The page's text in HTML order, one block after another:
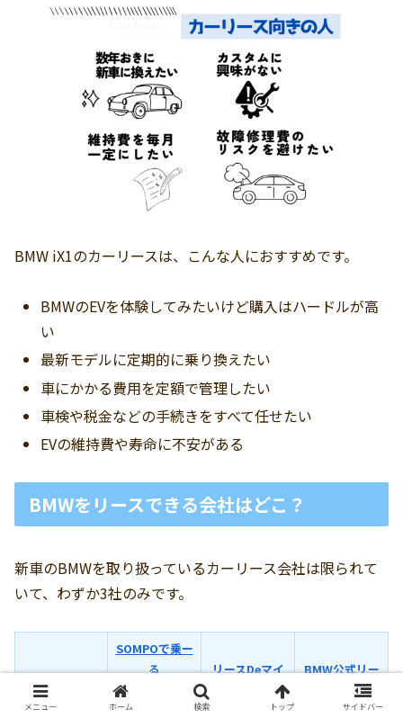
BMW iX1のカーリースは、こんな人におすすめです。
BMWのEVを体験してみたいけど購入はハードルが高
い
最新モデルに定期的に乗り換えたい
車にかかる費用を定額で管理したい
車検や税金などの手続きをすべて任せたい
EVの維持費や寿命に不安がある
BMWをリースできる会社はどこ？
新車のBMWを取り扱っているカーリース会社は限られて
いて、わずか3社のみです。
比較ポイント
SOMPOで乗ー
る
（そんぽでの
リースDeマイ
BMW公式リー
メニュー ホーム 検索 トップ サイドバー